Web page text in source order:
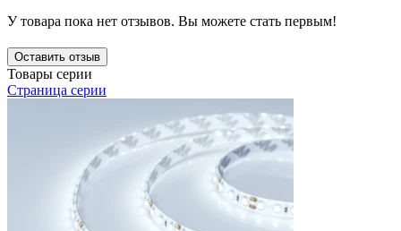
У товара пока нет отзывов. Вы можете стать первым!
Оставить отзыв
Товары серии
Страница серии